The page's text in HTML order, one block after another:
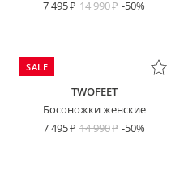
7 495 14 990 -50%
SALE
TWOFEET
Босоножки женские
7 495
14 990 -50%